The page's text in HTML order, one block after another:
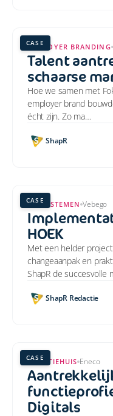
CASE
EMPLOYER BRANDING
Talent
schaarse
Hoe we samen met
employer brand
écht zijn. Zo ma…
ShapR
CASE
HR-SYSTEMEN Vebego
HOEK
Met een helder
changeaanpak en
ShapR de succesvolle
ShapR Redactie
CASE
FUNCTIEHUIS Eneco
Digitals